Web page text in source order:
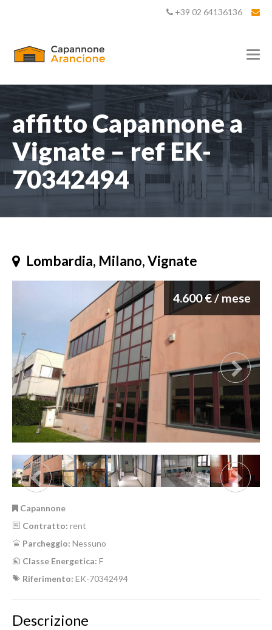
T
l
e
n
a
a
t
o
+39 02 64136136
affitto Capannone a
Vignate – ref EK-
70342494
Lombardia, Milano, Vignate
4.600 € / mese
Capannone
Contratto: rent
Parcheggio: Nessuno
Classe Energetica: F
Riferimento: EK-70342494
Descrizione